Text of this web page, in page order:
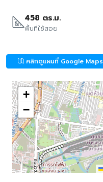
458 ตร.ม.
พื้นที่ใช้สอย
คลิกดูแผนที่ Google Maps
+
−